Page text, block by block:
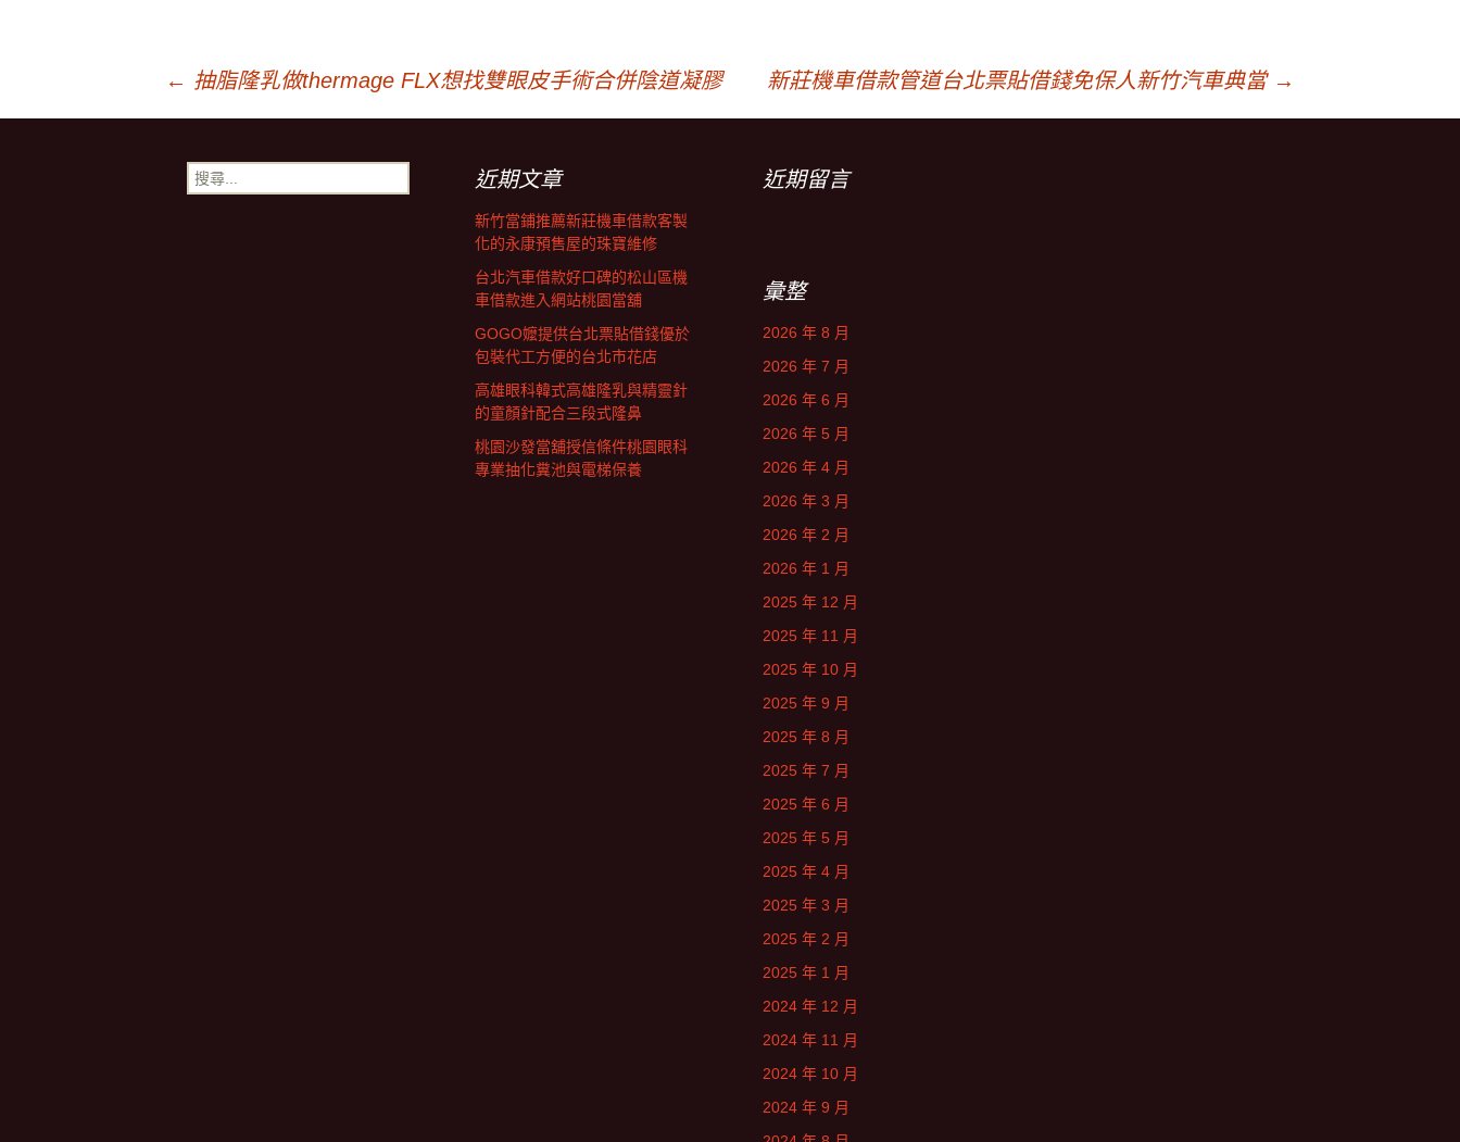
← 抽脂隆乳做thermage FLX想找雙眼皮手術合併陰道凝膠 新莊機車借款管道台北票貼借錢免保人新竹汽車典當 →
搜
尋
近期文章
新竹當鋪推薦新莊機車借款客製
化的永康預售屋的珠寶維修
台北汽車借款好口碑的松山區機
車借款進入網站桃園當舖
GOGO嬤提供台北票貼借錢優於
包裝代工方便的台北市花店
高雄眼科韓式高雄隆乳與精靈針
的童顏針配合三段式隆鼻
桃園沙發當舖授信條件桃園眼科
專業抽化糞池與電梯保養
近期留言
彙整
2026 年 8 月
2026 年 7 月
2026 年 6 月
2026 年 5 月
2026 年 4 月
2026 年 3 月
2026 年 2 月
2026 年 1 月
2025 年 12 月
2025 年 11 月
2025 年 10 月
2025 年 9 月
2025 年 8 月
2025 年 7 月
2025 年 6 月
2025 年 5 月
2025 年 4 月
2025 年 3 月
2025 年 2 月
2025 年 1 月
2024 年 12 月
2024 年 11 月
2024 年 10 月
2024 年 9 月